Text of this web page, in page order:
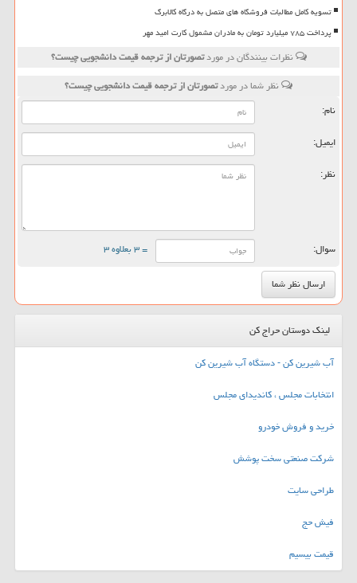
تسویه کامل مطالبات فروشگاه های متصل به درگاه کالابرگ
پرداخت ۷۸۵ میلیارد تومان به مادران مشمول کارت امید مهر
نظرات بینندگان در موردتصورتان از ترجمه قیمت دانشجویی چیست؟
نظر شما در موردتصورتان از ترجمه قیمت دانشجویی چیست؟
نام:
ایمیل:
نظر:
سوال: = ۳ بعلاوه ۳
لینک دوستان حراج کن
آب شیرین کن - دستگاه آب شیرین کن
انتخابات مجلس ، کاندیدای مجلس
خرید و فروش خودرو
شرکت صنعتی سخت پوشش
طراحی سایت
فیش حج
قیمت بیسیم